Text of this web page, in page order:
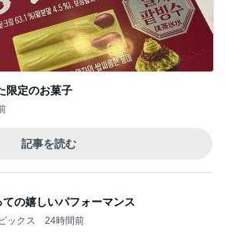
限定のお菓子
記事を読む
ックス 24時間前
いてた謎の専業主婦
ックス 12時間前